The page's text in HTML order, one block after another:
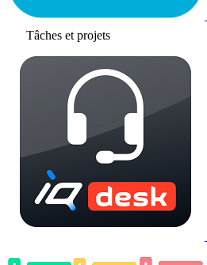
Tâches et projets